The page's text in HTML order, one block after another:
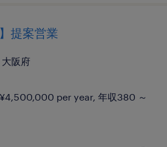
提案営業
阪府
per year, 年収380 ～